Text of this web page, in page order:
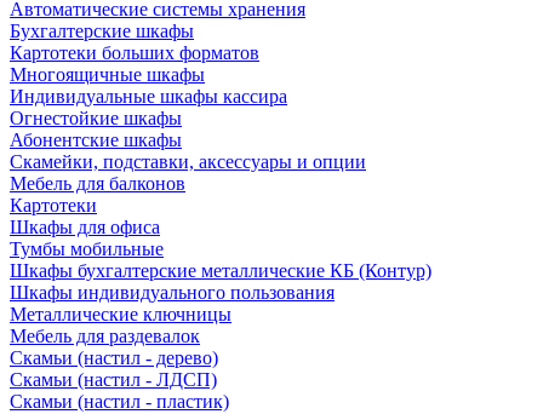
Автоматические системы хранения
Бухгалтерские шкафы
Картотеки больших форматов
Многоящичные шкафы
Индивидуальные шкафы кассира
Огнестойкие шкафы
Абонентские шкафы
Скамейки, подставки, аксессуары и опции
Мебель для балконов
Картотеки
Шкафы для офиса
Тумбы мобильные
Шкафы бухгалтерские металлические КБ (Контур)
Шкафы индивидуального пользования
Металлические ключницы
Мебель для раздевалок
Скамьи (настил - дерево)
Скамьи (настил - ЛДСП)
Скамьи (настил - пластик)